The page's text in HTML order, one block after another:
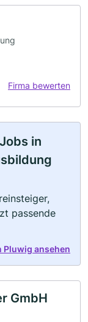
Firma bewerten
in
passende
ansehen
GmbH